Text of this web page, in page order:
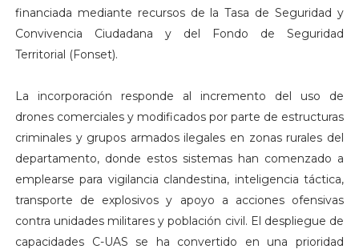
financiada mediante recursos de la Tasa de Seguridad y
Convivencia Ciudadana y del Fondo de Seguridad
Territorial (Fonset).
La incorporación responde al incremento del uso de
drones comerciales y modificados por parte de estructuras
criminales y grupos armados ilegales en zonas rurales del
departamento, donde estos sistemas han comenzado a
emplearse para vigilancia clandestina, inteligencia táctica,
transporte de explosivos y apoyo a acciones ofensivas
contra unidades militares y población civil. El despliegue de
capacidades C-UAS se ha convertido en una prioridad